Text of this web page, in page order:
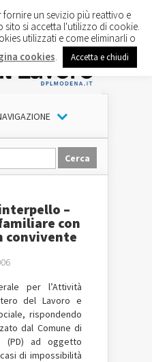
–
con
convivente
per l’Attività
del Lavoro e
rispondendo
dal Comune di
(PD) ad oggetto
di impossibilità
un sevizio più reattivo e
si accetta l'utilizzo di cookie.
utilizzati e come eliminarli o
cookies Accetta e chiudi